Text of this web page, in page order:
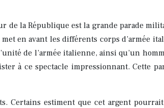
de la République est la grande parade
en avant les différents corps d’armée
de l’armée italienne, ainsi qu’un
à ce spectacle impressionnant. Cette
Certains estiment que cet argent